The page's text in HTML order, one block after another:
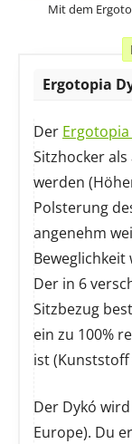
Mit dem
Ergotopia
Der Ergotopia
Sitzhocker
werden
Polsterung
angenehm
Der in 6
Sitzbezug
ein zu 100%
ist
Der Dykó
Europe). Du